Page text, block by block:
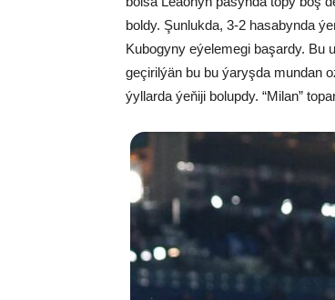
boldy. Şunlukda, 3-2 hasabynda
Kubogyny eýelemegi başardy. Bu
geçirilýän bu bu ýaryşda mundan
ýyllarda ýeňiji bolupdy. “Milan”